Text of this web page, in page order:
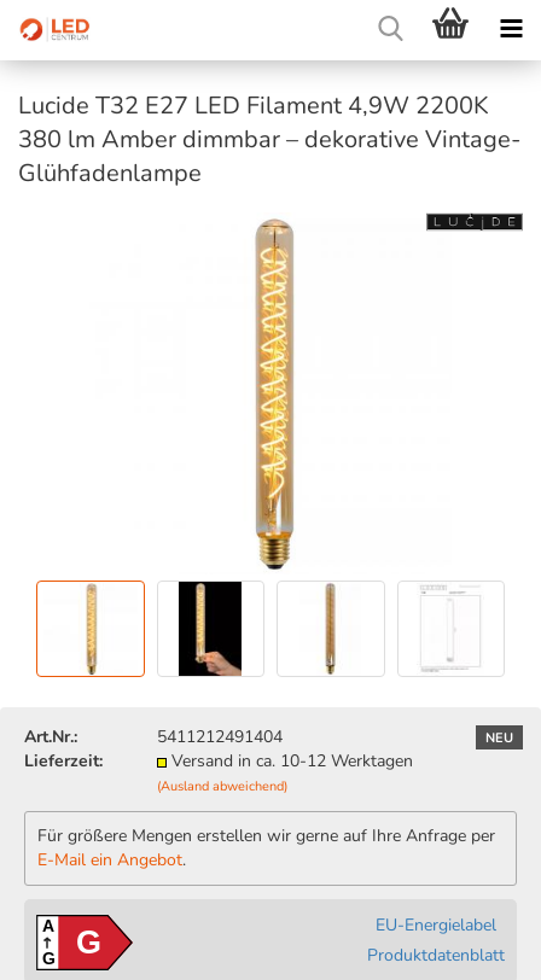
Lucide T32 E27 LED Filament 4,9W 2200K
380 lm Amber dimmbar – dekorative Vintage-
Glühfadenlampe
NEU
Art.Nr.:
5411212491404
Lieferzeit:
Versand in ca. 10-12 Werktagen
(Ausland abweichend)
Für größere Mengen erstellen wir gerne auf Ihre Anfrage per
E-Mail ein Angebot.
A
GG
EU-Energielabel
Produktdatenblatt